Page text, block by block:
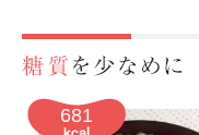
681